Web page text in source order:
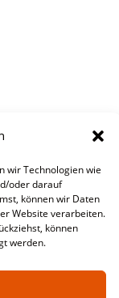
wir Technologien wie
oder darauf
können wir Daten
Website verarbeiten.
können
werden.